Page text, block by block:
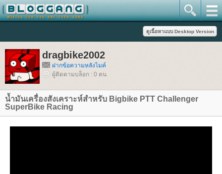
dragbike2002
ฝากข้อความหลังไมค์
ผู้ติดตามบล็อก : 0 คน
น้ำมันเครื่องสังเคราะห์สำหรับ Bigbike PTT Challenger
SuperBike Racing